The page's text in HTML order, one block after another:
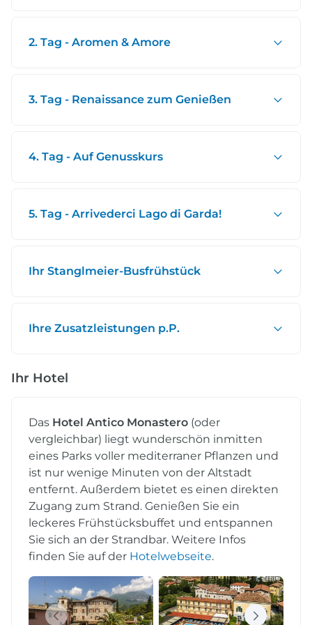
2. Tag - Aromen & Amore
3. Tag - Renaissance zum Genießen
4. Tag - Auf Genusskurs
5. Tag - Arrivederci Lago di Garda!
Ihr Stanglmeier-Busfrühstück
Ihre Zusatzleistungen p.P.
Ihr Hotel
Das Hotel Antico Monastero (oder
vergleichbar) liegt wunderschön inmitten
eines Parks voller mediterraner Pflanzen und
ist nur wenige Minuten von der Altstadt
entfernt. Außerdem bietet es einen direkten
Zugang zum Strand. Genießen Sie ein
leckeres Frühstücksbuffet und entspannen
Sie sich an der Strandbar. Weitere Infos
finden Sie auf der Hotelwebseite.